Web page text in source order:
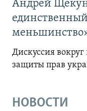
Андрей
Дискуссия
защиты прав
НОВОСТИ